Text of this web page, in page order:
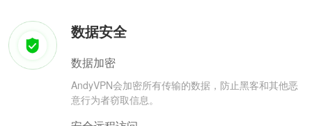
数据安全
数据加密
AndyVPN会加密所有传输的数据，防止黑客和其他恶
意行为者窃取信息。